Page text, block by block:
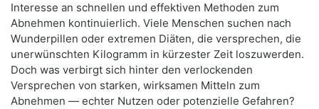
Interesse an schnellen und effektiven Methoden zum
Abnehmen kontinuierlich. Viele Menschen suchen nach
Wunderpillen oder extremen Diäten, die versprechen, die
unerwünschten Kilogramm in kürzester Zeit loszuwerden.
Doch was verbirgt sich hinter den verlockenden
Versprechen von starken, wirksamen Mitteln zum
Abnehmen — echter Nutzen oder potenzielle Gefahren?